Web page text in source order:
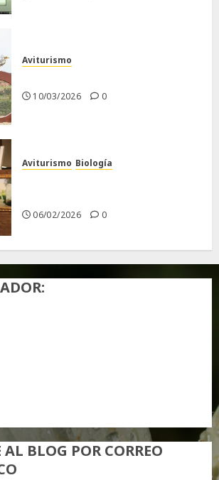
Aviturismo
10/03/2026 0
Aviturismo Biología
06/02/2026 0
AL BLOG POR CORREO